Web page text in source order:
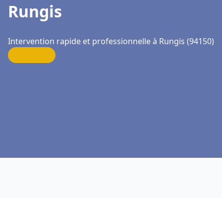
Rungis
Intervention rapide et professionnelle à Rungis (94150)